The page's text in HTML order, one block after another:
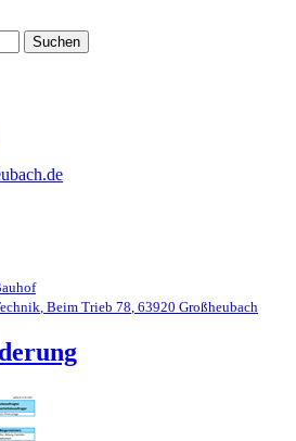
Suchen
Beim Trieb 78 63920 Großheubach